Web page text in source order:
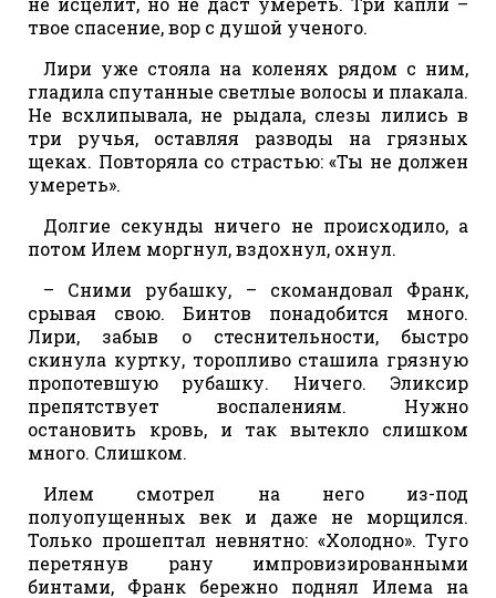
твое спасение, вор с душой ученого.
Лири уже стояла на коленях рядом с ним,
гладила спутанные светлые волосы и плакала.
Не всхлипывала, не рыдала, слезы лились в
три ручья, оставляя разводы на грязных
щеках. Повторяла со страстью: «Ты не должен
умереть».
Долгие секунды ничего не происходило, а
потом Илем моргнул, вздохнул, охнул.
– Сними рубашку, – скомандовал Франк,
срывая свою. Бинтов понадобится много.
Лири, забыв о стеснительности, быстро
скинула куртку, торопливо сташила грязную
пропотевшую рубашку. Ничего. Эликсир
препятствует воспалениям. Нужно
остановить кровь, и так вытекло слишком
много. Слишком.
Илем смотрел на него из-под
полуопущенных век и даже не морщился.
Только прошептал невнятно: «Холодно». Туго
перетянув рану импровизированными
бинтами, Франк бережно поднял Илема на